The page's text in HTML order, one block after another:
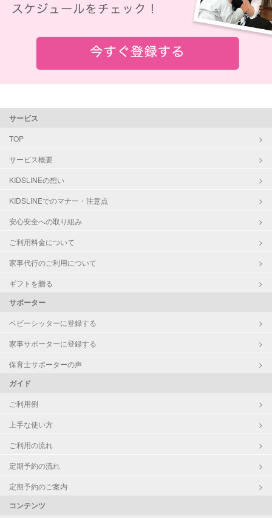
サービス
TOP
サービス概要
KIDSLINEの想い
KIDSLINEでのマナー・注意点
安心安全への取り組み
ご利用料金について
家事代行のご利用について
ギフトを贈る
サポーター
ベビーシッターに登録する
家事サポーターに登録する
保育士サポーターの声
ガイド
ご利用例
上手な使い方
ご利用の流れ
定期予約の流れ
定期予約のご案内
コンテンツ